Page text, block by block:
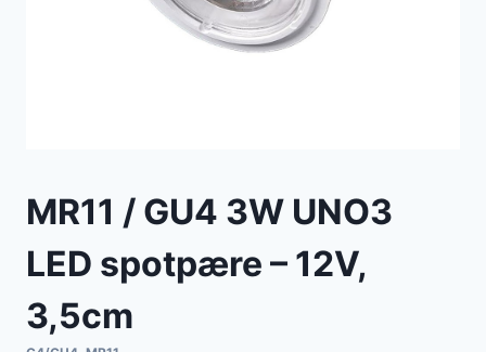
MR11 / GU4 3W UNO3
LED spotpære – 12V,
3,5cm